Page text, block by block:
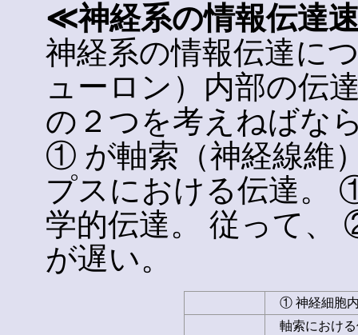
≪神経系の情報伝達
神経系の情報伝達に
ューロン）内部の伝
の２つを考えねばな
① が軸索（神経線維
プスにおける伝達。
学的伝達。 従って
が遅い。
① 神経細胞
軸索におけ